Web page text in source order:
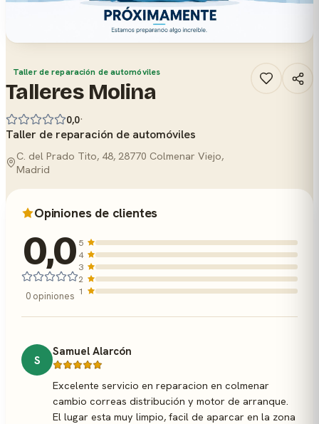
Taller de reparación de automóviles
Talleres Molina
0,0·
Taller de reparación de automóviles
C. del Prado Tito, 48, 28770 Colmenar Viejo,
Madrid
Opiniones de clientes
0,0
0 opiniones
5
4
3
2
1
S
Samuel Alarcón
Excelente servicio en reparacion en colmenar
cambio correas distribución y motor de arranque.
El lugar esta muy limpio, facil de aparcar en la zona